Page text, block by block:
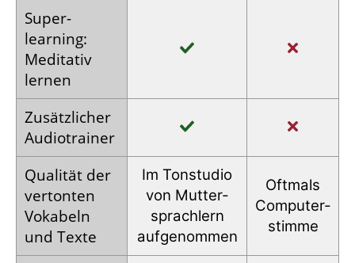
Super­
learning:
Meditativ
lernen
Zusätz­licher
Audio­trainer
Qualität der
vertonten
Vokabeln
und Texte
Im Tonstudio
von Mutter­
sprachlern
auf­genommen
Oftmals
Computer­
stimme